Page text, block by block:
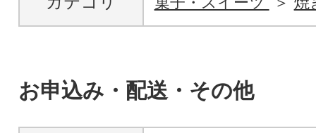
お申込み・配送・その他